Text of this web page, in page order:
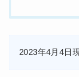
2023年4月4日